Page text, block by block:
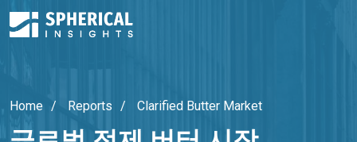
Home Reports Clarified Butter Market